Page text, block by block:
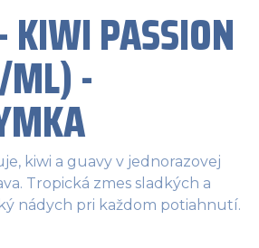
KIWI PASSION
ML) -
kiwi a guavy v jednorazovej
Tropická zmes sladkých a
nádych pri každom potiahnutí.